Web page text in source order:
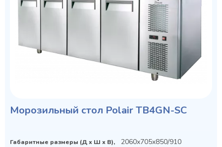
Морозильный стол Polair TB4GN-SC
Габаритные размеры (Д х Ш х В),
2060x705x850/910